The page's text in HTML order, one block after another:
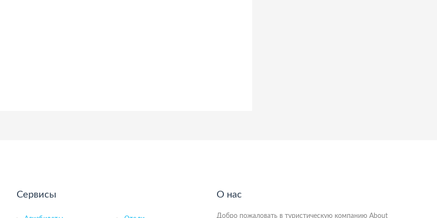
Сервисы О нас
Добро пожаловать в туристическую компанию About